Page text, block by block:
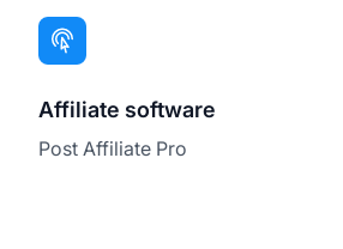
Affiliate software
Post Affiliate Pro